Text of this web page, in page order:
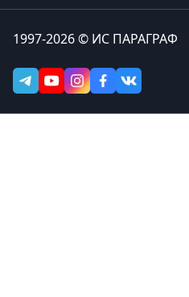
1997-2026 © ИС ПАРАГРАФ